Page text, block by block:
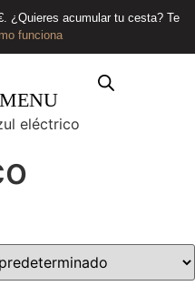
¿Quieres acumular tu cesta? Te
funciona
MENU
eléctrico